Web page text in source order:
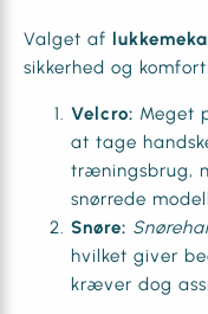
Valget af
sikkerhed og
Velcro: Meget
at tage
træningsbrug,
snørrede
Snøre:
hvilket giver
kræver dog